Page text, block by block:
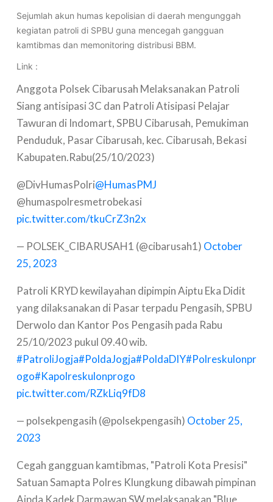
Sejumlah akun humas kepolisian di daerah mengunggah
kegiatan patroli di SPBU guna mencegah gangguan
kamtibmas dan memonitoring distribusi BBM.
Link :
Anggota Polsek Cibarusah Melaksanakan Patroli
Siang antisipasi 3C dan Patroli Atisipasi Pelajar
Tawuran di Indomart, SPBU Cibarusah, Pemukiman
Penduduk, Pasar Cibarusah, kec. Cibarusah, Bekasi
Kabupaten.Rabu(25/10/2023)
@DivHumasPolri@HumasPMJ
@humaspolresmetrobekasi
pic.twitter.com/tkuCrZ3n2x
— POLSEK_CIBARUSAH1 (@cibarusah1) October
25, 2023
Patroli KRYD kewilayahan dipimpin Aiptu Eka Didit
yang dilaksanakan di Pasar terpadu Pengasih, SPBU
Derwolo dan Kantor Pos Pengasih pada Rabu
25/10/2023 pukul 09.40 wib.
#PatroliJogja#PoldaJogja#PoldaDIY#Polreskulonpr
ogo#Kapolreskulonprogo
pic.twitter.com/RZkLiq9fD8
— polsekpengasih (@polsekpengasih) October 25,
2023
Cegah gangguan kamtibmas, "Patroli Kota Presisi"
Satuan Samapta Polres Klungkung dibawah pimpinan